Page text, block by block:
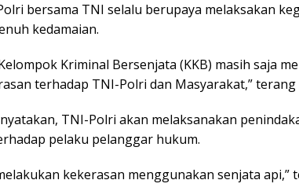
bersama TNI selalu berupaya melaksakan
kedamaian.
Kriminal Bersenjata (KKB) masih saja
terhadap TNI-Polri dan Masyarakat,” terang
TNI-Polri akan melaksanakan
pelaku pelanggar hukum.
kekerasan menggunakan senjata api,”